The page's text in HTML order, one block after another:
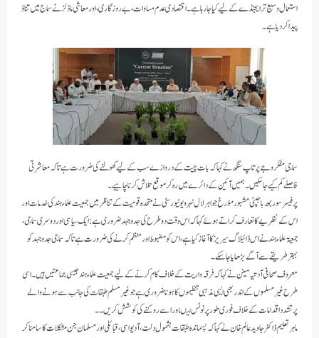
استعمال وسیع تر ایجنڈے کے لیے کیا جا رہا ہے ۔ اقتصادی عدم مساوات، بے روزگاری، اور معاشی ماڈلز نے سماج میں تناؤ
پیدا کر دیا ہے۔
سماجی مفکر وجے پرتاپ سنگھ نے کہا کہ بات چیت کے دروازے سب کے لیے کھولنے کی ضرورت ہے تاکہ معاشرتی
فاصلے کم کیے جا سکیں۔ ہمیں آئین کے دائرے میں رہ کر موقع تلاش کرنا چاہیے ۔
پرفیسر سوربھ باجپئی مشہور مؤرخ جواہر لال نہرو یونیورسٹی نے متحدہ قومیت کے تناظر میں جمعیت علماء ہند کی خدمات اور
اس کے نظریے کا تعارف کراتے ہوئے کہا کہ اس وقت دو طرح کی جدوجہد ضروری ہے: ایک سیاسی اور دوسری سماجی ،
جمعیۃ علماء ہند نے اس ڈائیلاگ سیریز کا آغاز کیا ہے، اس کو مضبوط اور منظم کرنے کی ضرورت ہے تاکہ سماجی جدوجہد کو
بہتر طریقے سے آگے بڑھایا جا سکے۔
معروف صحافی آدتیہ مینن نے کہا کہ فرقہ واریت کے خلاف کام کرنے کے لیے جمعیت علماء ہند جیسی جماعتیں ہیں۔ اسی
طرح غیر مسلموں کے اندر بھی ایسی مذہبی تنظیموں کا ہونا ضروری ہے جو غیر مسلم طبقات کی جانب سے ہونے والے
پرتشدد اقدامات کے خلاف فوری طور پر نوٹس لیںاور اسے روکنے کی کوشش کریں۔۔
ماہر تعلیم ڈاکٹر جاوید عالم خان نے کہا کہ پسماندہ طبقات بشمول دلت، آدیواسی، قبائلی اور مسلمان جن مشکلات کا سامنا کر